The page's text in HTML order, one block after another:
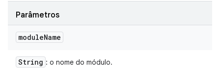
Parâmetros
moduleName
String : o nome do módulo.